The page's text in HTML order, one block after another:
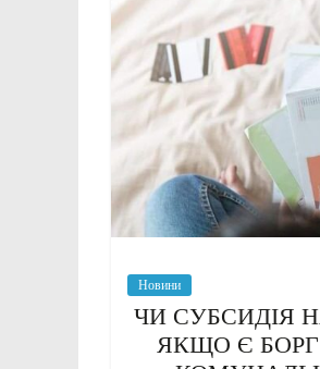
Новини
ЧИ СУБСИДІЯ
ЯКЩО Є